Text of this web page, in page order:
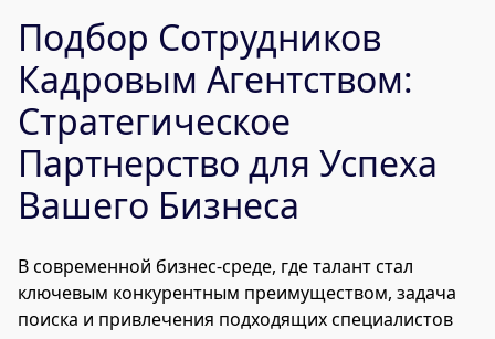
Подбор Сотрудников
Кадровым Агентством:
Стратегическое
Партнерство для Успеха
Вашего Бизнеса
В современной бизнес-среде, где талант стал
ключевым конкурентным преимуществом, задача
поиска и привлечения подходящих специалистов